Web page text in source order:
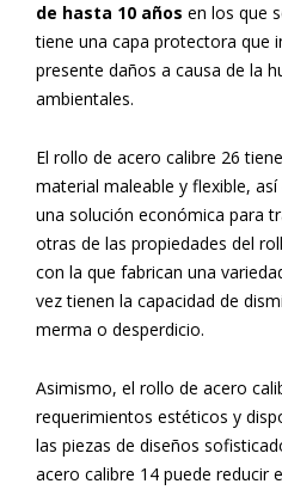
de hasta 10 años en los que
tiene una capa protectora que
presente daños a causa de la
ambientales.
El rollo de acero calibre 26
material maleable y flexible,
una solución económica para
otras de las propiedades del
con la que fabrican una
vez tienen la capacidad de
merma o desperdicio.
Asimismo, el rollo de acero
requerimientos estéticos y
las piezas de diseños
acero calibre 14 puede reducir